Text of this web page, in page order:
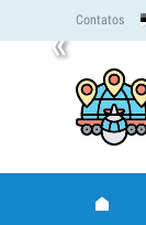
« Contatos